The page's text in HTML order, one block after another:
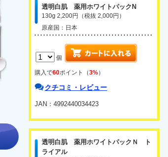
透明白肌 薬用ホワイトパックN
130g 2,200円（税抜 2,000円）
原産国：日本
個
購入で60ポイント（3%）
クチコミ・レビュー
JAN：4992440034423
透明白肌 薬用ホワイトパックＮ ト
ライアル